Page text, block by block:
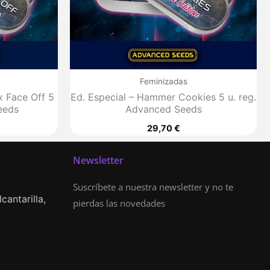
Face Off 5
Feminizadas
Ed. Especial – Hammer Cookies 5 u. reg.
Advanced Seeds
29,70€
Newsletter
Suscríbete a nuestra newsletter y no te
pierdas las novedades